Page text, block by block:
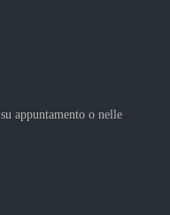
su appuntamento o nelle